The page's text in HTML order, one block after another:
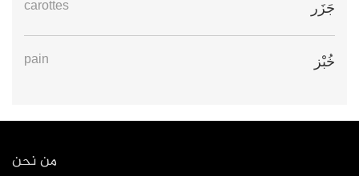
جَزَر carottes
خُبْز pain
من نحن